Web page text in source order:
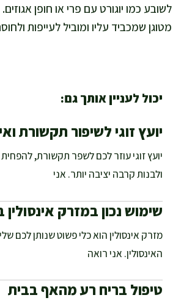
לשובע כמו יוגורט עם פרי או חופן
מטוגן שמכביד עליו ומוביל לעייפות
יכול לעניין אותך גם:
יועץ זוגי לשיפור תקשורת
יועץ זוגי עוזר לכם לשפר תקשורת,
ולבנות קרבה יציבה יותר. אני
שימוש נכון במזרק אינסולין
מזרק אינסולין הוא כלי פשוט שנותן לכם
האינסולין. אני רואה
טיפול בריח רע מהאף בבית